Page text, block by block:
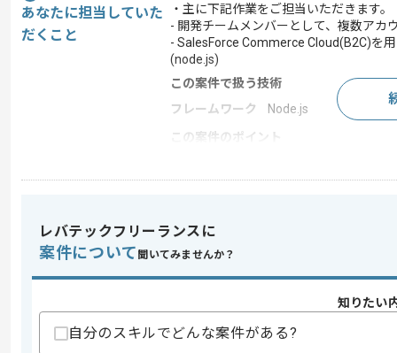
あなたに担当していた
だくこと
・主に下記作業をご担当いただきます。
- 開発チームメンバーとして、複数アカ
- SalesForce Commerce Cloud(B2C)を
(node.js)
この案件で扱う技術
フレームワーク
Node.js
この案件のポイント
スキル
求めるスキル
・Node.js環境での設計、開発、単体テ
スキルに不安がある方へ
レバテックフリーランスに
案件について 聞いてみませんか？
知りたい
自分のスキルでどんな案件がある?